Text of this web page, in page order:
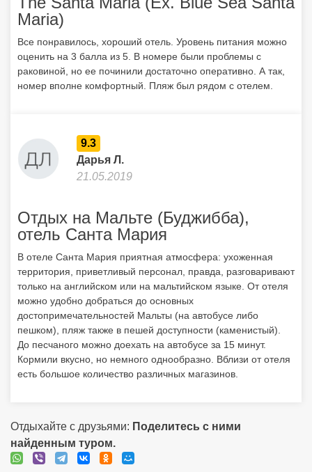
Maria)
Все понравилось, хороший отель. Уровень питания можно
оценить на 3 балла из 5. В номере были проблемы с
раковиной, но ее починили достаточно оперативно. А так,
номер вполне комфортный. Пляж был рядом с отелем.
9.3
Дарья Л.
21.05.2019
Отдых на Мальте (Буджибба),
отель Санта Мария
В отеле Санта Мария приятная атмосфера: ухоженная
территория, приветливый персонал, правда, разговаривают
только на английском или на мальтийском языке. От отеля
можно удобно добраться до основных
достопримечательностей Мальты (на автобусе либо
пешком), пляж также в пешей доступности (каменистый).
До песчаного можно доехать на автобусе за 15 минут.
Кормили вкусно, но немного однообразно. Вблизи от отеля
есть большое количество различных магазинов.
Отдыхайте с друзьями: Поделитесь с ними
найденным туром.